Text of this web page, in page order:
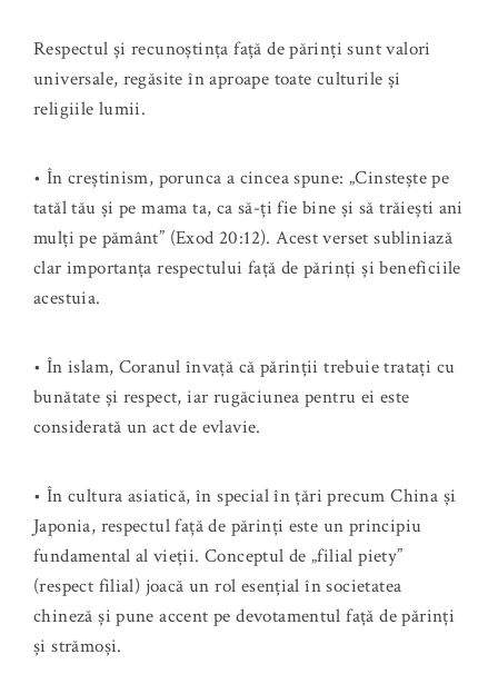
Respectul și recunoștința față de părinți sunt valori
universale, regăsite în aproape toate culturile și
religiile lumii.
• În creștinism, porunca a cincea spune: „Cinstește pe
tatăl tău și pe mama ta, ca să-ți fie bine și să trăiești ani
mulți pe pământ” (Exod 20:12). Acest verset subliniază
clar importanța respectului față de părinți și beneficiile
acestuia.
• În islam, Coranul învață că părinții trebuie tratați cu
bunătate și respect, iar rugăciunea pentru ei este
considerată un act de evlavie.
• În cultura asiatică, în special în țări precum China și
Japonia, respectul față de părinți este un principiu
fundamental al vieții. Conceptul de „filial piety”
(respect filial) joacă un rol esențial în societatea
chineză și pune accent pe devotamentul față de părinți
și strămoși.